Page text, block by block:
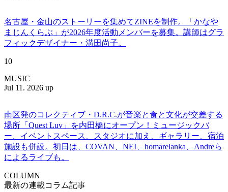
名古屋・金山のストーリーを集めてZINEを制作。「かなや
まじんくらぶ」が2026年度活動メンバーを募集。講師はグラ
フィックデザイナー・溝田尚子。
10
MUSIC
Jul 11. 2026 up
南区発のコレクティブ・D.R.C.が⾳楽と⾷と⽂化が交差する
場所「Quest Luv」を内田橋にオープン！ミュージックバ
ー、イベントスペース、スタジオに加え、ギャラリー、宿泊
施設も併設。初日は、COVAN、NEI、homarelanka、Andreら
によるライブも。
COLUMN
最新の連載コラム記事